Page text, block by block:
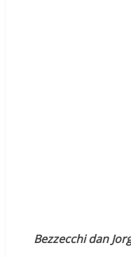
Bezzecchi dan